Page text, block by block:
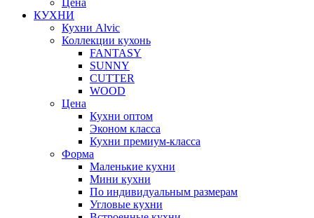
Цена
КУХНИ
Кухни Alvic
Коллекции кухонь
FANTASY
SUNNY
CUTTER
WOOD
Цена
Кухни оптом
Эконом класса
Кухни премиум-класса
Форма
Маленькие кухни
Мини кухни
По индивидуальным размерам
Угловые кухни